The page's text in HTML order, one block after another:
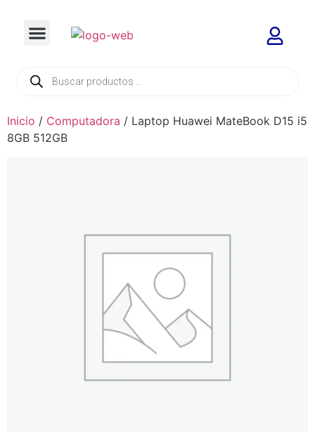
Inicio / Computadora / Laptop Huawei MateBook D15 i5
8GB 512GB